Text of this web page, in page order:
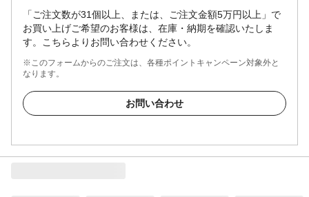
「ご注文数が31個以上、または、ご注文金額5万円以上」で
お買い上げご希望のお客様は、在庫・納期を確認いたしま
す。こちらよりお問い合わせください。
※このフォームからのご注文は、各種ポイントキャンペーン対象外と
なります。
お問い合わせ